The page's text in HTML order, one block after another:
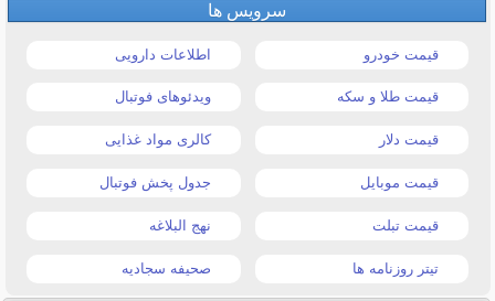
سرویس ها
قیمت خودرو اطلاعات دارویی
قیمت طلا و سکه ویدئوهای فوتبال
قیمت دلار کالری مواد غذایی
قیمت موبایل جدول پخش فوتبال
قیمت تبلت نهج البلاغه
تیتر روزنامه ها صحیفه سجادیه